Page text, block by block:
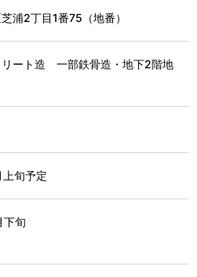
浦2丁目1番75（地番）
リート造 一部鉄骨造・地下2階地
旬予定
旬